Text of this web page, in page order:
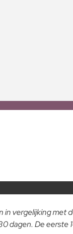
vergelijking
dagen. De eerste